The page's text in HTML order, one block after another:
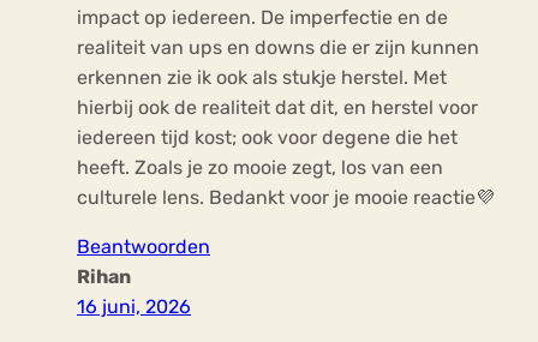
impact op iedereen. De imperfectie en de
realiteit van ups en downs die er zijn kunnen
erkennen zie ik ook als stukje herstel. Met
hierbij ook de realiteit dat dit, en herstel voor
iedereen tijd kost; ook voor degene die het
heeft. Zoals je zo mooie zegt, los van een
culturele lens. Bedankt voor je mooie reactie💜
Beantwoorden
Rihan
16 juni, 2026